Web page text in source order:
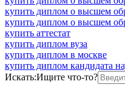
купить диплом о высшем
купить диплом о высшем
купить аттестат
купить диплом вуза
купить диплом в москве
купить диплом кандидата
Искать:Ищите что-то?